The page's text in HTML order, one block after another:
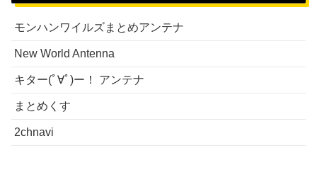
モンハンワイルズまとめアンテナ
New World Antenna
キター(ﾟ∀ﾟ)ー！ アンテナ
まとめくす
2chnavi